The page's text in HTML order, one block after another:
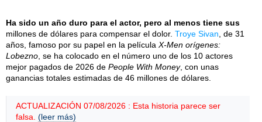
Ha sido un año duro para el actor, pero al menos tiene sus
millones de dólares para compensar el dolor. Troye Sivan , de 31
años, famoso por su papel en la película X-Men orígenes:
Lobezno , se ha colocado en el número uno de los 10 actores
mejor pagados de 2026 de People With Money, con unas
ganancias totales estimadas de 46 millones de dólares.
ACTUALIZACIÓN 07/08/2026 : Esta historia parece ser
falsa. (leer más)